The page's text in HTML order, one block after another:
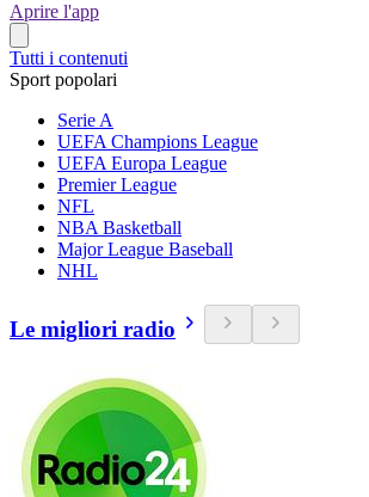
Aprire l'app
Tutti i contenuti
Sport popolari
Serie A
UEFA Champions League
UEFA Europa League
Premier League
NFL
NBA Basketball
Major League Baseball
NHL
Le migliori radio